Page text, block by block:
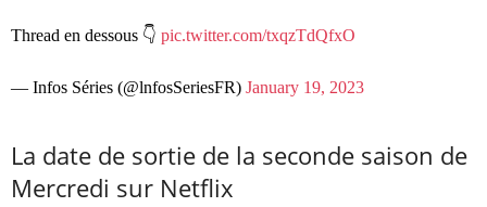
Thread en dessous 👇 pic.twitter.com/txqzTdQfxO
— Infos Séries (@lnfosSeriesFR) January 19, 2023
La date de sortie de la seconde saison de
Mercredi sur Netflix